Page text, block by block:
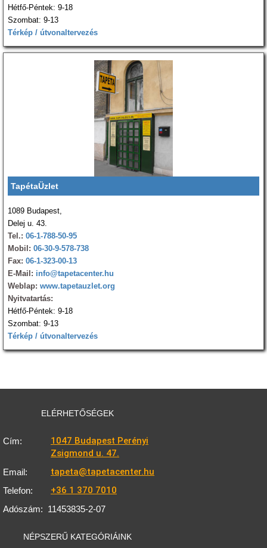
Hétfő-Péntek: 9-18
Szombat: 9-13
Térkép / útvonaltervezés
TapétaÜzlet
1089 Budapest,
Delej u. 43.
Tel.: 06-1-788-50-95
Mobil: 06-30-9-578-738
Fax: 06-1-323-00-13
E-Mail: info@tapetacenter.hu
Weblap: www.tapetauzlet.org
Nyitvatartás:
Hétfő-Péntek: 9-18
Szombat: 9-13
Térkép / útvonaltervezés
ELÉRHETŐSÉGEK
Cím:
1047 Budapest Perényi
Zsigmond u. 47.
Email: tapeta@tapetacenter.hu
Telefon: +36 1 370 7010
Adószám: 11453835-2-07
NÉPSZERŰ KATEGÓRIÁINK